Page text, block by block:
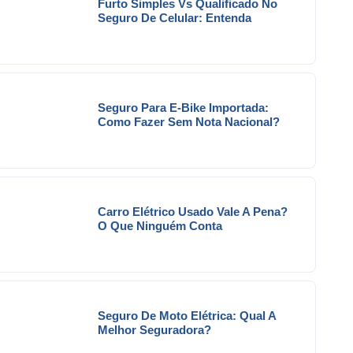
Furto Simples Vs Qualificado No
Seguro De Celular: Entenda
Seguro Para E-Bike Importada:
Como Fazer Sem Nota Nacional?
Carro Elétrico Usado Vale A Pena?
O Que Ninguém Conta
Seguro De Moto Elétrica: Qual A
Melhor Seguradora?